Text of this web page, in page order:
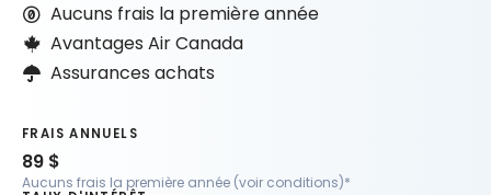
Aucuns frais la première année
Avantages Air Canada
Assurances achats
FRAIS ANNUELS
89 $
Aucuns frais la première année (voir conditions)*